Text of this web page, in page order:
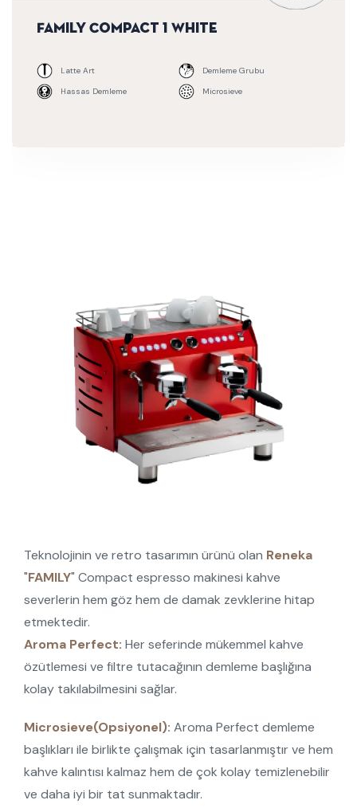
Family Compact 1 White
Latte Art
Demleme Grubu
Hassas Demleme
Microsieve
Teknolojinin ve retro tasarımın ürünü olan Reneka
"FAMILY" Compact espresso makinesi kahve
severlerin hem göz hem de damak zevklerine hitap
etmektedir.
Aroma Perfect: Her seferinde mükemmel kahve
özütlemesi ve filtre tutacağının demleme başlığına
kolay takılabilmesini sağlar.
Microsieve(Opsiyonel): Aroma Perfect demleme
başlıkları ile birlikte çalışmak için tasarlanmıştır ve hem
kahve kalıntısı kalmaz hem de çok kolay temizlenebilir
ve daha iyi bir tat sunmaktadır.